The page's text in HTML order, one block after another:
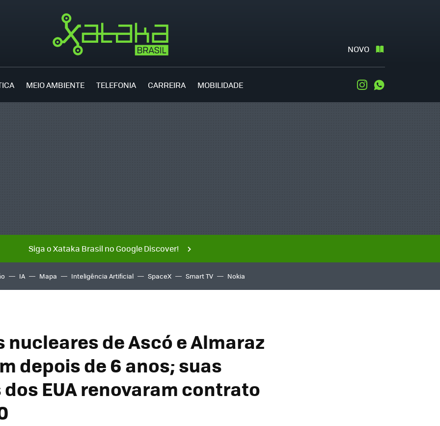
NOVO
MEIO AMBIENTE TELEFONIA CARREIRA MOBILIDADE Instagram
Siga o Xataka Brasil no Google Discover!
IA Mapa Inteligência Artificial SpaceX Smart TV Nokia
nucleares de Ascó e Almaraz
depois de 6 anos; suas
EUA renovaram contrato